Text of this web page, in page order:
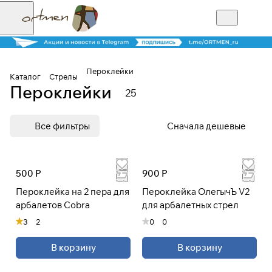
Каталог Стрелы
Пероклейки
Пероклейки 25
Все фильтры Сначала дешевые
500 Р
Пероклейка на 2 пера для
арбалетов Cobra
3 2
В корзину
900 Р
Пероклейка ОлегычЪ V2
для арбалетных стрел
0 0
В корзину
Для клиентов всех банков
Разбейте
25%
Добавляйте товары